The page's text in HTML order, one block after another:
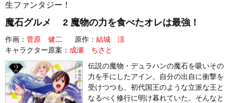
生ファンタジー！
魔石グルメ 2 魔物の力を食べたオレは最強！
作画： 菅原 健二 原作： 結城 涼
キャラクター原案： 成瀬 ちさと
伝説の魔物・デュラハンの魔石を吸いその
力を手にしたアイン。自分の出自に衝撃を
受けつつも、初代国王のような立派な王と
なるべく修行に明け暮れていた。そんなと